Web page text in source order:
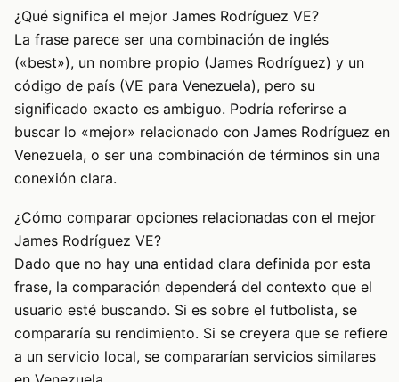
¿Qué significa el mejor James Rodríguez VE?
La frase parece ser una combinación de inglés
(«best»), un nombre propio (James Rodríguez) y un
código de país (VE para Venezuela), pero su
significado exacto es ambiguo. Podría referirse a
buscar lo «mejor» relacionado con James Rodríguez en
Venezuela, o ser una combinación de términos sin una
conexión clara.
¿Cómo comparar opciones relacionadas con el mejor
James Rodríguez VE?
Dado que no hay una entidad clara definida por esta
frase, la comparación dependerá del contexto que el
usuario esté buscando. Si es sobre el futbolista, se
compararía su rendimiento. Si se creyera que se refiere
a un servicio local, se compararían servicios similares